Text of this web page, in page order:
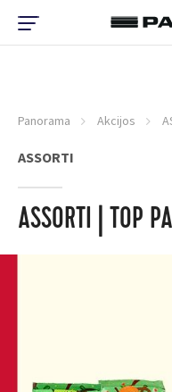
Panorama Akcijos
ASSORTI
ASSORTI | TOP